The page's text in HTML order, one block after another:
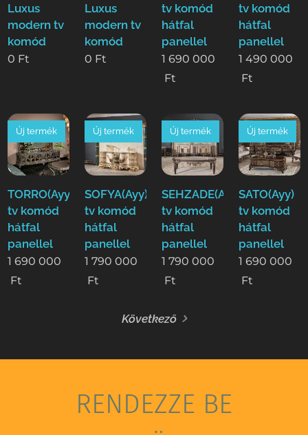
Luxus
modern tv
komód
0 Ft
Luxus
modern tv
komód
0 Ft
tv komód
hátfal
panellel
1 690 000
Ft
tv komód
hátfal
panellel
1 490 000
Ft
TORRO(Ayy)
tv komód
hátfal
panellel
Új termék
1 690 000
Ft
SOFYA(Ayy)
tv komód
hátfal
panellel
Új termék
1 790 000
Ft
SEHZADE(Ayy)
tv komód
hátfal
panellel
Új termék
1 790 000
Ft
SATO(Ayy)
tv komód
hátfal
panellel
Új termék
1 690 000
Ft
Következő
RENDEZZE BE